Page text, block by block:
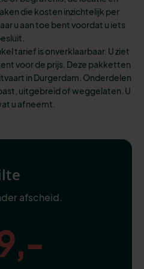
die kosten inzichtelijk per
u aan toe bent voordat u iets
tarief is onverklaarbaar. U ziet
voor de prijs. Deze pakketten
in Durgerdam. Onderdelen
uitgebreid of weggelaten. U
u afneemt.
afscheid.